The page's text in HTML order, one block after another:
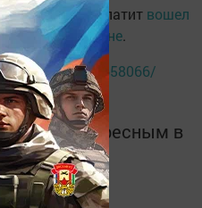
что гепатит вошел
в стране.
2019/07/28/658066/
и интересным в